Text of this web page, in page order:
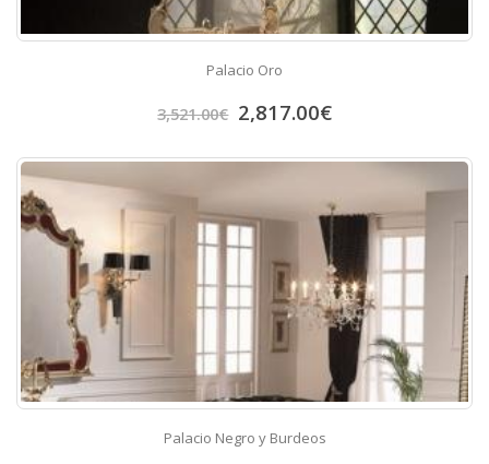
Palacio Oro
3,521.00€ 2,817.00€
Palacio Negro y Burdeos